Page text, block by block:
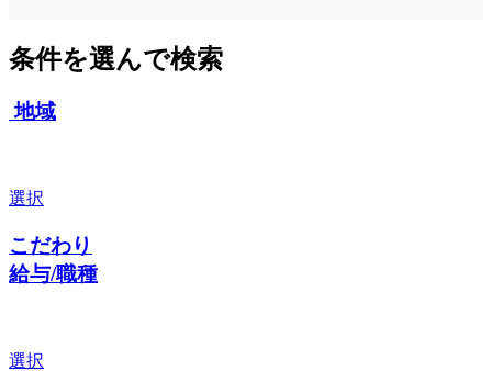
条件を選んで検索
地域
選択
こだわり
給与/職種
選択